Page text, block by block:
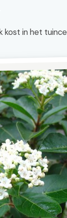
kost in het